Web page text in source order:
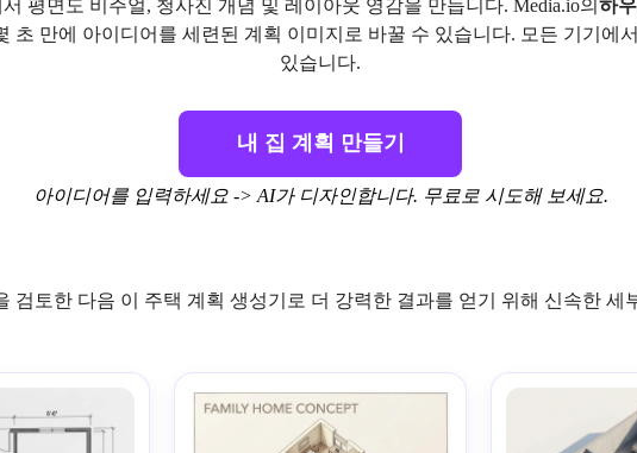
평면도 비주얼, 청사진 개념 및 레이아웃 영감을 만듭니다. Media.io의 하
초 만에 아이디어를 세련된 계획 이미지로 바꿀 수 있습니다. 모든 기기에
있습니다.
내 집 계획 만들기
아이디어를 입력하세요 -> AI가 디자인합니다. 무료로 시도해 보세요.
검토한 다음 이 주택 계획 생성기로 더 강력한 결과를 얻기 위해 신속한 세